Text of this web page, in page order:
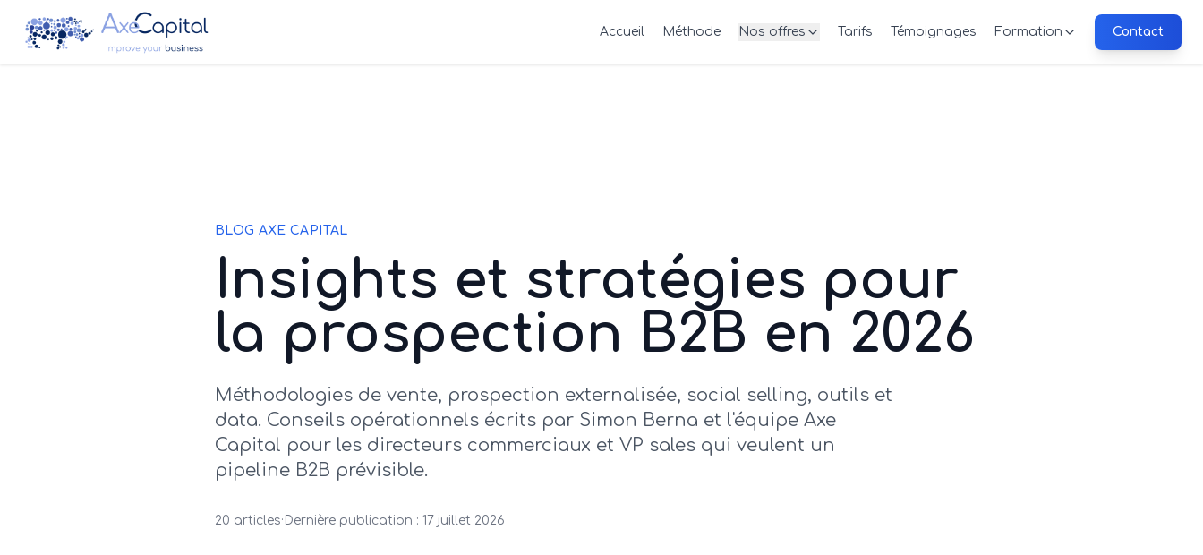
Accueil Méthode Nos offres Tarifs Témoignages Formation Contact
BLOG AXE CAPITAL
Insights et stratégies pour
la prospection B2B en 2026
Méthodologies de vente, prospection externalisée, social selling, outils et
data. Conseils opérationnels écrits par Simon Berna et l'équipe Axe
Capital pour les directeurs commerciaux et VP sales qui veulent un
pipeline B2B prévisible.
20 articles· Dernière publication : 17 juillet 2026